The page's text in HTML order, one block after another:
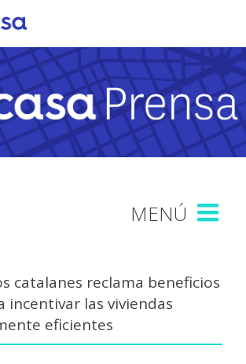
catalanes reclama beneficios
incentivar las viviendas
eficientes